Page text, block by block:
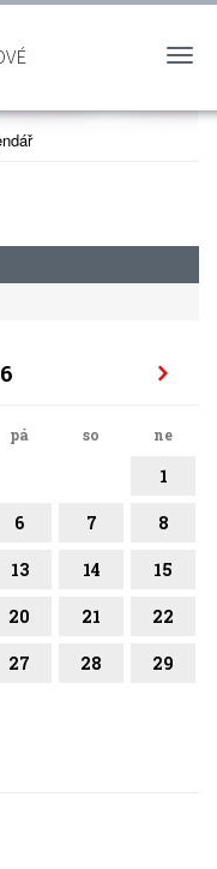
pá so ne
1
6 7 8
13 14 15
20 21 22
27 28 29